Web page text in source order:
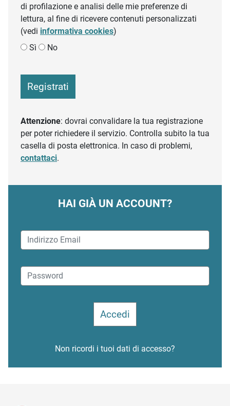
di profilazione e analisi delle mie preferenze di
lettura, al fine di ricevere contenuti personalizzati
(vedi informativa cookies)
Sì
No
Registrati
Attenzione: dovrai convalidare la tua registrazione
per poter richiedere il servizio. Controlla subito la tua
casella di posta elettronica. In caso di problemi,
contattaci.
HAI GIÀ UN ACCOUNT?
Non ricordi i tuoi dati di accesso?